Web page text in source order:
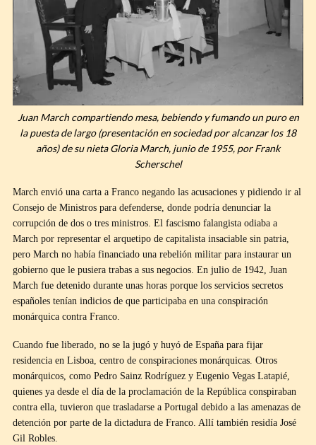
Juan March compartiendo mesa, bebiendo y fumando un puro en
la puesta de largo (presentación en sociedad por alcanzar los 18
años) de su nieta Gloria March, junio de 1955, por Frank
Scherschel
March envió una carta a Franco negando las acusaciones y pidiendo ir al
Consejo de Ministros para defenderse, donde podría denunciar la
corrupción de dos o tres ministros. El fascismo falangista odiaba a
March por representar el arquetipo de capitalista insaciable sin patria,
pero March no había financiado una rebelión militar para instaurar un
gobierno que le pusiera trabas a sus negocios. En julio de 1942, Juan
March fue detenido durante unas horas porque los servicios secretos
españoles tenían indicios de que participaba en una conspiración
monárquica contra Franco.
Cuando fue liberado, no se la jugó y huyó de España para fijar
residencia en Lisboa, centro de conspiraciones monárquicas. Otros
monárquicos, como Pedro Sainz Rodríguez y Eugenio Vegas Latapié,
quienes ya desde el día de la proclamación de la República conspiraban
contra ella, tuvieron que trasladarse a Portugal debido a las amenazas de
detención por parte de la dictadura de Franco. Allí también residía José
Gil Robles.